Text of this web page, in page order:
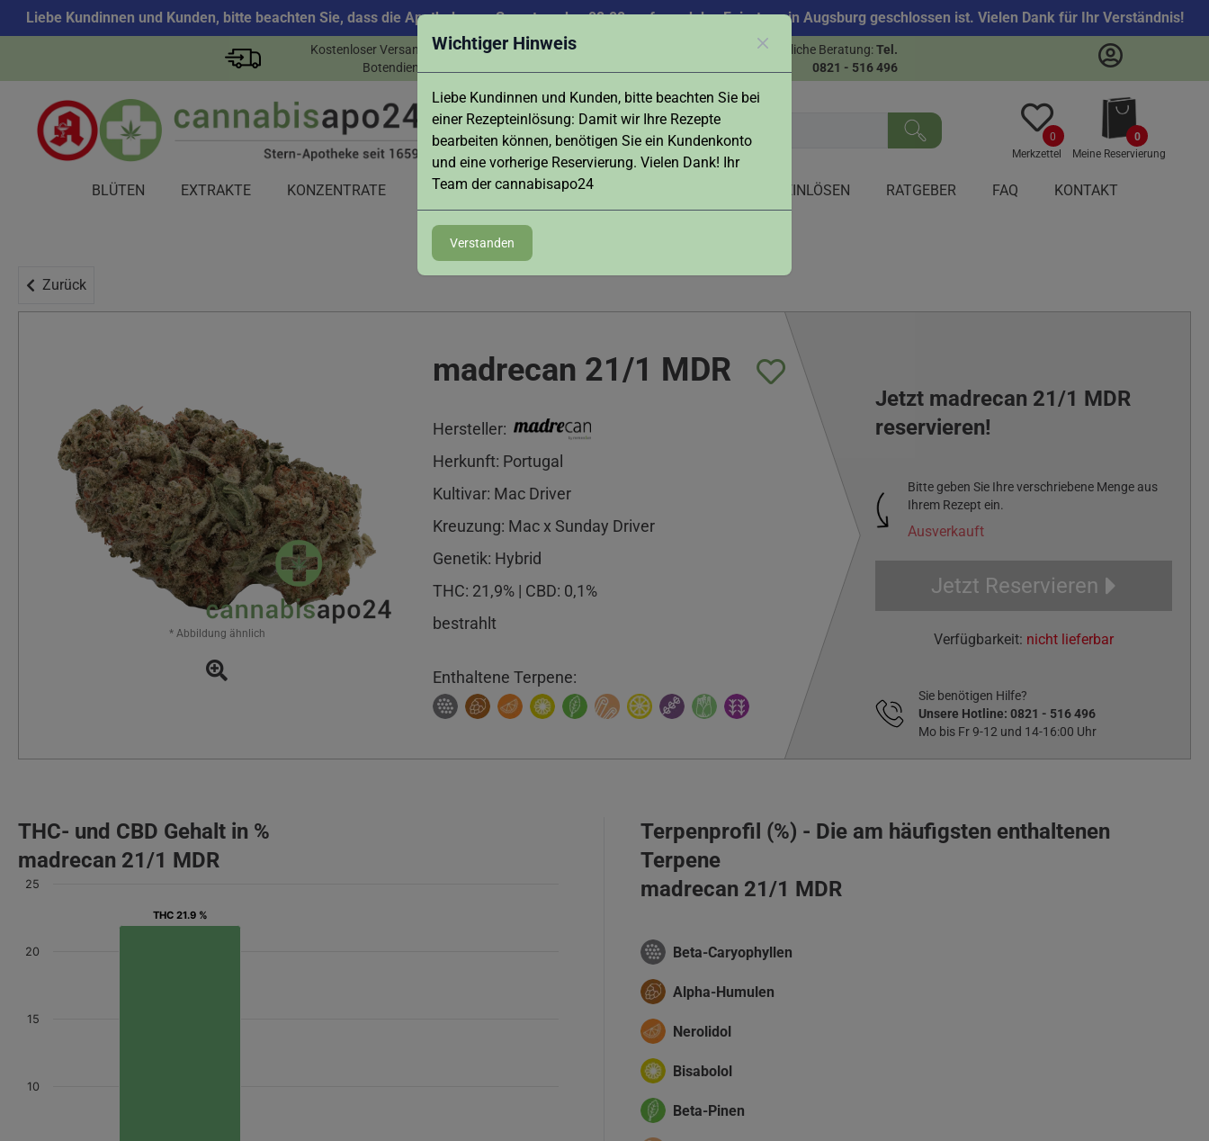
Wichtiger Hinweis Schliessen
Liebe Kundinnen und Kunden, bitte beachten Sie bei
einer Rezepteinlösung: Damit wir Ihre Rezepte
bearbeiten können, benötigen Sie ein Kundenkonto
und eine vorherige Reservierung. Vielen Dank! Ihr
Team der cannabisapo24
Verstanden
Liebe Kundinnen und Kunden, bitte beachten Sie, dass die Apotheke am Samstag, den 08.08. aufgrund des Feiertags in Augsburg geschlossen ist. Vielen Dank für Ihr Verständnis!
Kostenloser Versand & Abholung -
Botendienst in Augsburg
Persönliche Beratung:Tel.
0821 - 516 496
0
Merkzettel
0
Meine Reservierung
BLÜTEN EXTRAKTE KONZENTRATE ZUBEHÖR LIVE-BESTAND REZEPT EINLÖSEN RATGEBER FAQ KONTAKT
Zurück
* Abbildung ähnlich
madrecan 21/1 MDR
Hersteller:
Herkunft: Portugal
Kultivar: Mac Driver
Kreuzung: Mac x Sunday Driver
Genetik: Hybrid
THC: 21,9% | CBD: 0,1%
bestrahlt
Enthaltene Terpene:
Jetzt madrecan 21/1 MDR
reservieren!
Bitte geben Sie Ihre verschriebene Menge aus
Ihrem Rezept ein.
Ausverkauft
Jetzt Reservieren
Verfügbarkeit: nicht lieferbar
Sie benötigen Hilfe?
Unsere Hotline: 0821 - 516 496
Mo bis Fr 9-12 und 14-16:00 Uhr
THC- und CBD Gehalt in %
madrecan 21/1 MDR
THC 21.9 %
THC 21.9 %
10
15
20
25
Terpenprofil (%) - Die am häufigsten enthaltenen
Terpene
madrecan 21/1 MDR
Beta-Caryophyllen
Alpha-Humulen
Nerolidol
Bisabolol
Beta-Pinen